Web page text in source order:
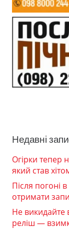
Недавні
Огірки тепер
який став
Після погоні
отримати
Не викидайте
реліш —